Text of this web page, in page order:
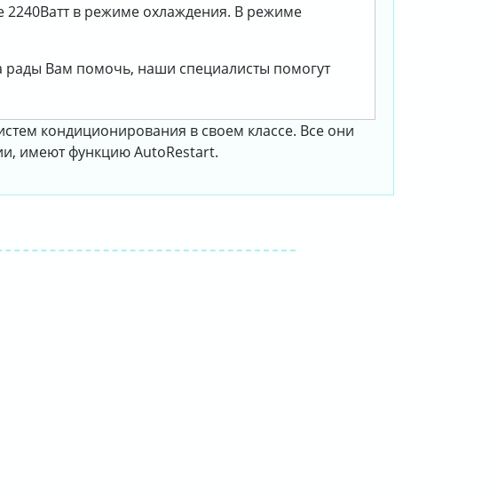
2240Ватт в режиме охлаждения. В режиме
рады Вам помочь, наши специалисты помогут
кондиционирования в своем классе. Все они
имеют функцию AutoRestart.